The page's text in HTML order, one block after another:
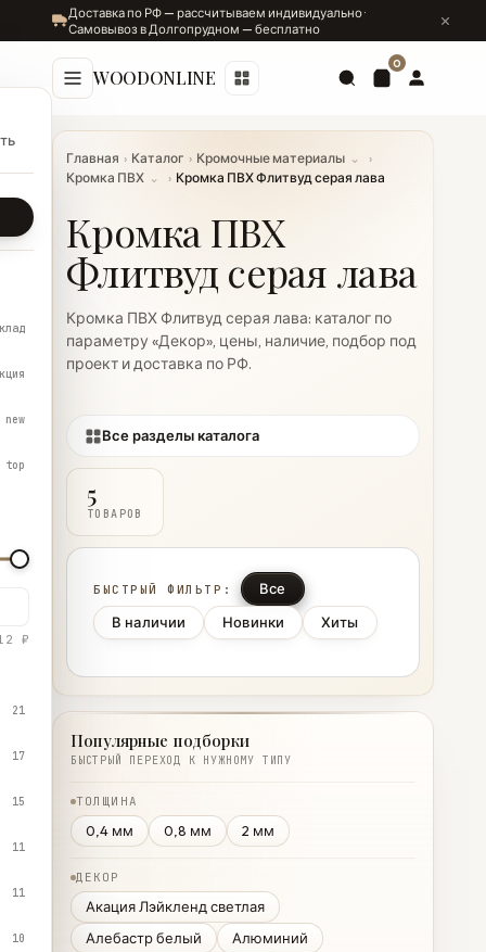
Доставка по РФ — рассчитываем индивидуально ·
Самовывоз в Долгопрудном — бесплатно
WOODONLINE
0
Главная › Каталог › Кромочные материалы ⌄
›
Кромка ПВХ ⌄ › Кромка ПВХ Флитвуд серая лава
Кромка ПВХ
Флитвуд серая лава
Кромка ПВХ Флитвуд серая лава: каталог по
параметру «Декор», цены, наличие, подбор под
проект и доставка по РФ.
Все разделы каталога
5
ТОВАРОВ
БЫСТРЫЙ ФИЛЬТР:
Все
В наличии
Новинки Хиты
new
top
₽
21
17
15
11
11
10
Популярные подборки
БЫСТРЫЙ ПЕРЕХОД К НУЖНОМУ ТИПУ
ТОЛЩИНА
0,4 мм 0,8 мм 2 мм
ДЕКОР
Акация Лэйкленд светлая
Алебастр белый
Алюминий